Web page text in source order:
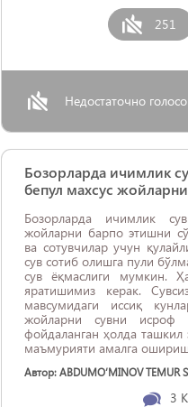
251
Недостаточно
Бозорларда ичимлик
бепул махсус
Бозорларда ичимлик
жойларни барпо этишни
ва сотувчилар учун
сув сотиб олишга пули
сув ёқмаслиги мумкин.
яратишимиз керак.
мавсумидаги иссиқ
жойларни сувни исроф
фойдаланган ҳолда
маъмурияти амалга
Автор: ABDUMO‘MINOV TEMUR
3